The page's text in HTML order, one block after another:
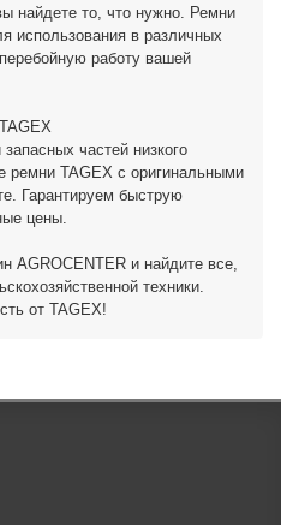
найдете то, что нужно. Ремни
использования в различных
работу вашей
частей низкого
ремни TAGEX с оригинальными
Гарантируем быструю
цены.
AGROCENTER и найдите все,
техники.
от TAGEX!